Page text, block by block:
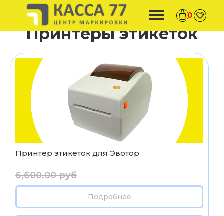
0
Принтеры этикеток
Принтер этикеток для Эвотор
6,600.00 руб
Подробнее